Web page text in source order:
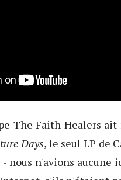
The Faith Healers
Days, le seul LP de
nous n'avions